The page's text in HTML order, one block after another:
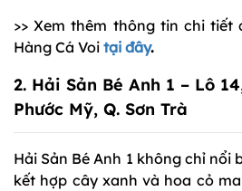
>> Xem thêm thông tin chi tiết
Hàng Cá Voi tại đây.
2. Hải Sản Bé Anh 1 – Lô
Phước Mỹ, Q. Sơn Trà
Hải Sản Bé Anh 1 không chỉ nổi
kết hợp cây xanh và hoa cỏ